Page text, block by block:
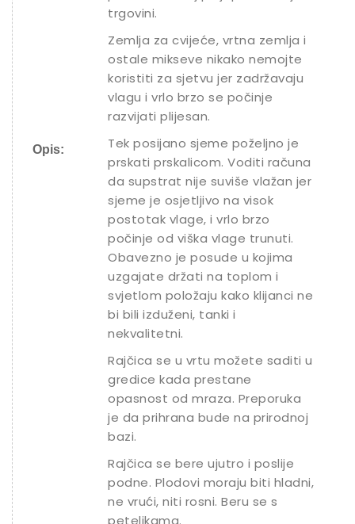
Opis:
trgovini.
Zemlja za cvijeće, vrtna zemlja i
ostale mikseve nikako nemojte
koristiti za sjetvu jer zadržavaju
vlagu i vrlo brzo se počinje
razvijati plijesan.
Tek posijano sjeme poželjno je
prskati prskalicom. Voditi računa
da supstrat nije suviše vlažan jer
sjeme je osjetljivo na visok
postotak vlage, i vrlo brzo
počinje od viška vlage trunuti.
Obavezno je posude u kojima
uzgajate držati na toplom i
svjetlom položaju kako klijanci ne
bi bili izduženi, tanki i
nekvalitetni.
Rajčica se u vrtu možete saditi u
gredice kada prestane
opasnost od mraza. Preporuka
je da prihrana bude na prirodnoj
bazi.
Rajčica se bere ujutro i poslije
podne. Plodovi moraju biti hladni,
ne vrući, niti rosni. Beru se s